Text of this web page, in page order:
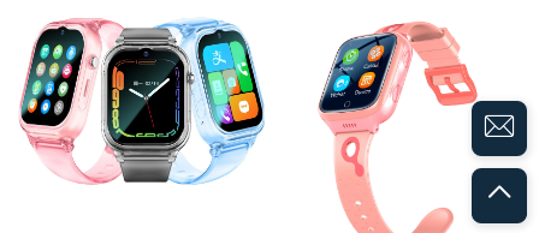
Vidéo, Étanche IP67, Montres
Avec Système De
Positionnement GPS Et
Clôture Électronique, Alerte
SOS
IP67, Fonction SOS, Version
Internationale